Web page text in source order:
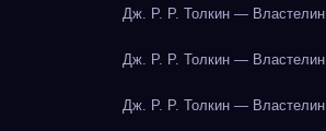
Дж. Р. Р. Толкин — Властелин
Дж. Р. Р. Толкин — Властелин
Дж. Р. Р. Толкин — Властелин